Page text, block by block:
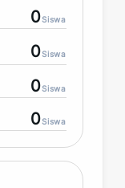
0Siswa
0Siswa
0Siswa
0Siswa